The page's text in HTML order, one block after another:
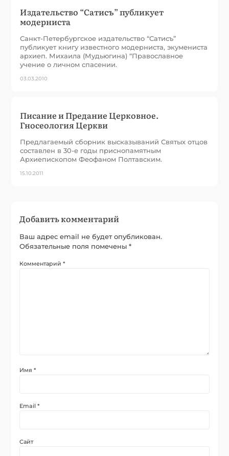
Издательство “Сатисъ” публикует
модерниста
Санкт-Петербургское издательство “Сатисъ”
публикует книгу известного модерниста, экумениста
архиеп. Михаила (Мудьюгина) “Православное
учение о личном спасении.
03.03.2010
Писание и Предание Церковное.
Гносеология Церкви
Предлагаемый сборник высказываний Святых отцов
составлен в 30-е годы приснопамятным
Архиепископом Феофаном Полтавским.
15.10.2011
Добавить комментарий
Ваш адрес email не будет опубликован.
Обязательные поля помечены*
Комментарий*
Имя*
Email*
Сайт